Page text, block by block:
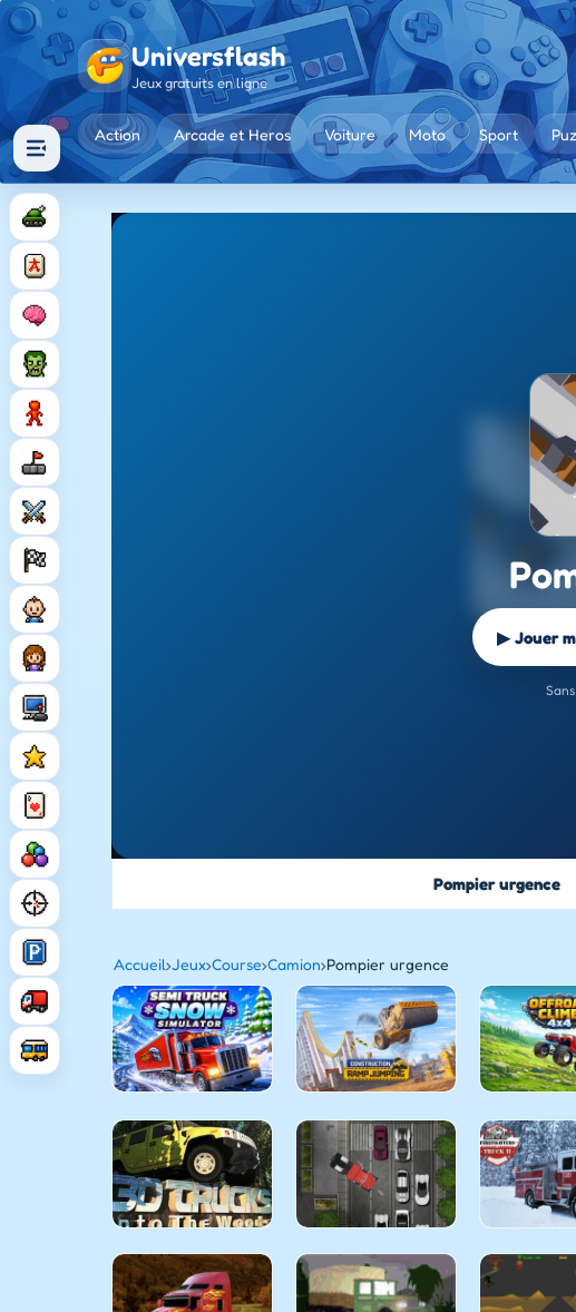
Universflash
Jeux gratuits en ligne
Action Arcade et Heros Voiture Moto Sport
▶ Jouer
Pompier urgence
Accueil›Jeux›Course›Camion›Pompier urgence